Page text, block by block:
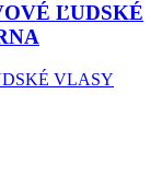
ĽUDSKÉ
VLASY